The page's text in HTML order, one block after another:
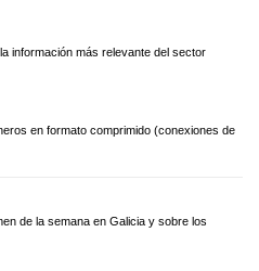
información más relevante del sector
en formato comprimido (conexiones de
de la semana en Galicia y sobre los